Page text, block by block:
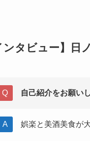
ンタビュー】日
自己紹介をお願い
娯楽と美酒美食が